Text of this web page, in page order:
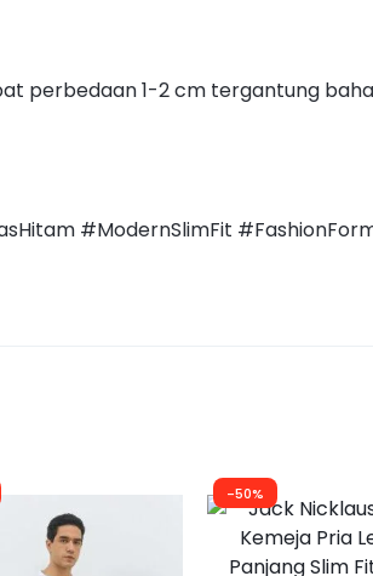
perbedaan 1-2 cm tergantung
#ModernSlimFit
-50%